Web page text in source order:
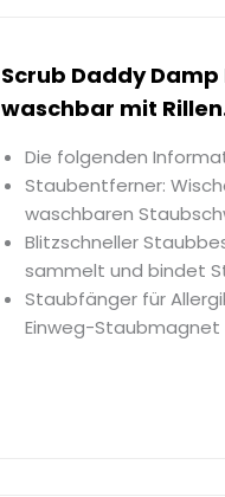
Scrub Daddy
waschbar mit
Die folgenden
Staubentferner:
waschbaren
Blitzschneller
sammelt und bindet
Staubfänger für
Einweg-Staubmagnet